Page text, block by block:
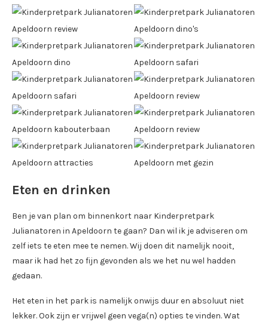
Eten en drinken
Ben je van plan om binnenkort naar Kinderpretpark
Julianatoren in Apeldoorn te gaan? Dan wil ik je adviseren om
zelf iets te eten mee te nemen. Wij doen dit namelijk nooit,
maar ik had het zo fijn gevonden als we het nu wel hadden
gedaan.
Het eten in het park is namelijk onwijs duur en absoluut niet
lekker. Ook zijn er vrijwel geen vega(n) opties te vinden. Wat